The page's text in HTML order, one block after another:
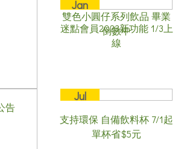
雙色小圓仔系列飲品 畢業
倒數中
告
Jan
03
2023
迷點會員2023新功能 1/3上
線
Jul
2022
支持環保 自備飲料杯 7/1起
單杯省$5元